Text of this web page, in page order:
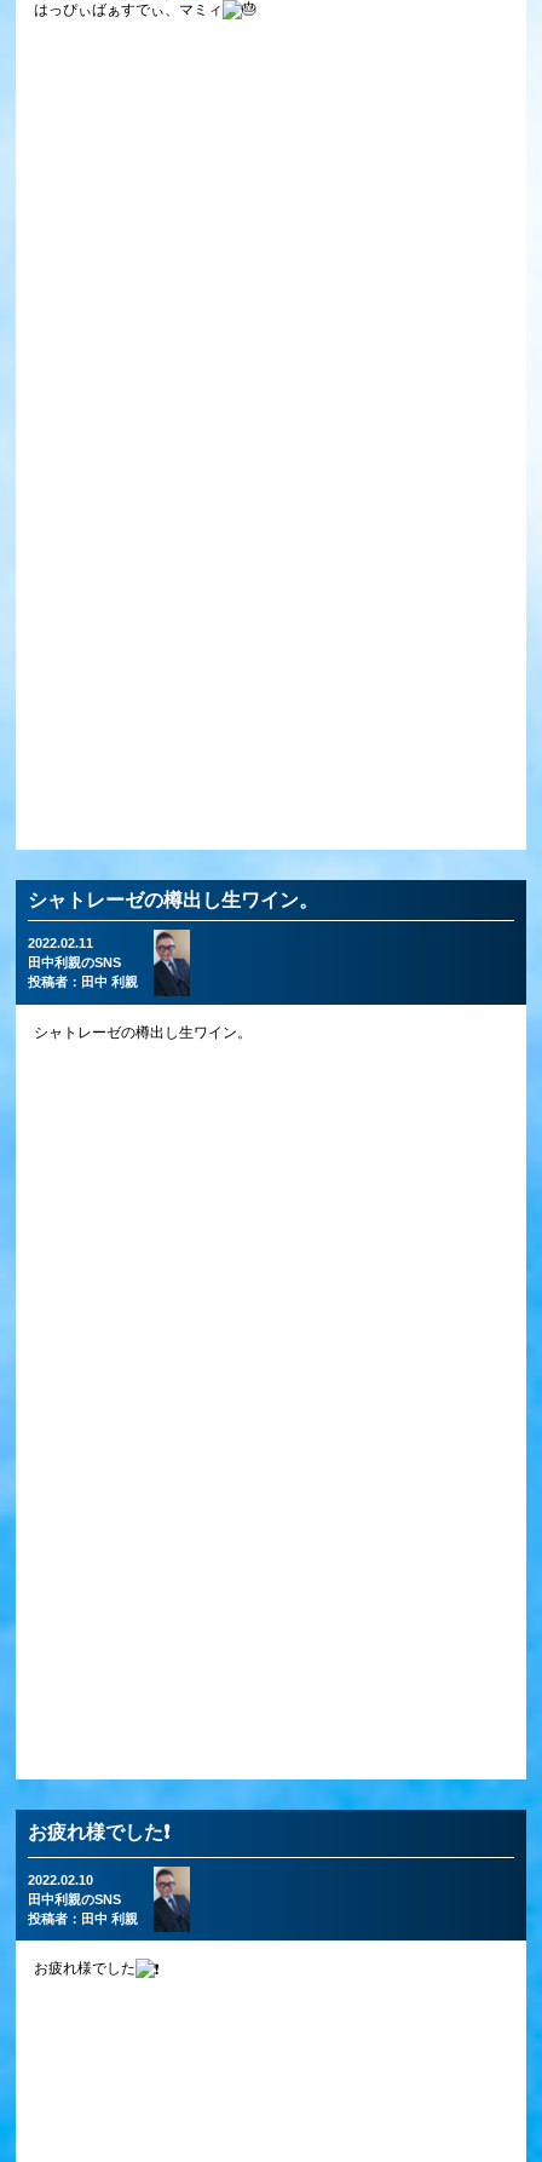
はっぴぃばぁすでぃ、マミィ
シャトレーゼの樽出し生ワイン。
2022.02.11
田中利親のSNS
投稿者： 田中 利親
シャトレーゼの樽出し生ワイン。
お疲れ様でした❗
2022.02.10
田中利親のSNS
投稿者： 田中 利親
お疲れ様でした